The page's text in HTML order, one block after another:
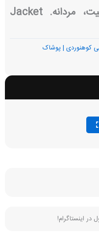
کت پر لایت پلاس دولومیت، مردانه. Jacket
کوهنوردی | پوشاک
اینستاگرام!